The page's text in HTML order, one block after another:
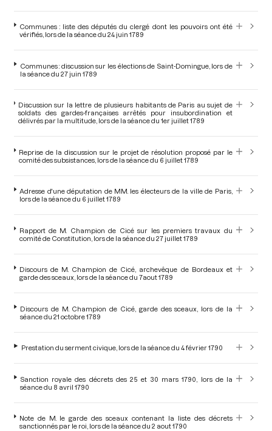
Communes : liste des députés du clergé dont les pouvoirs ont été
vérifiés, lors de la séance du 24 juin 1789
Communes : discussion sur les élections de Saint-Domingue, lors de
la séance du 27 juin 1789
Discussion sur la lettre de plusieurs habitants de Paris au sujet de
soldats des gardes-françaises arrêtés pour insubordination et
délivrés par la multitude, lors de la séance du 1er juillet 1789
Reprise de la discussion sur le projet de résolution proposé par le
comité des subsistances, lors de la séance du 6 juillet 1789
Adresse d'une députation de MM. les électeurs de la ville de Paris,
lors de la séance du 6 juillet 1789
Rapport de M. Champion de Cicé sur les premiers travaux du
comité de Constitution, lors de la séance du 27 juillet 1789
Discours de M. Champion de Cicé, archevêque de Bordeaux et
garde des sceaux, lors de la séance du 7aout 1789
Discours de M. Champion de Cicé, garde des sceaux, lors de la
séance du 21 octobre 1789
Prestation du serment civique, lors de la séance du 4 février 1790
Sanction royale des décrets des 25 et 30 mars 1790, lors de la
séance du 8 avril 1790
Note de M. le garde des sceaux contenant la liste des décrets
sanctionnés par le roi, lors de la séance du 2 aout 1790